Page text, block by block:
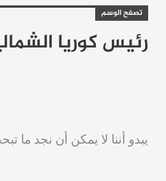
تصفح الوسم
رئيس كوريا
يبدو أننا لا يمكن أن نجد ما